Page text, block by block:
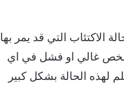
التي قد يمر بها
شخص غالي او فشل في اي
لهذه الحالة بشكل كبير